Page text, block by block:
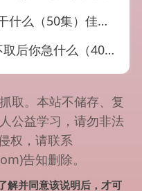
（50集）佳琪&季康
（40集）刘嘉惠＆杨紫绚
取。本站不储存、复
公益学习，请勿非法
权，请联系
告知删除。
解并同意该说明后，才可